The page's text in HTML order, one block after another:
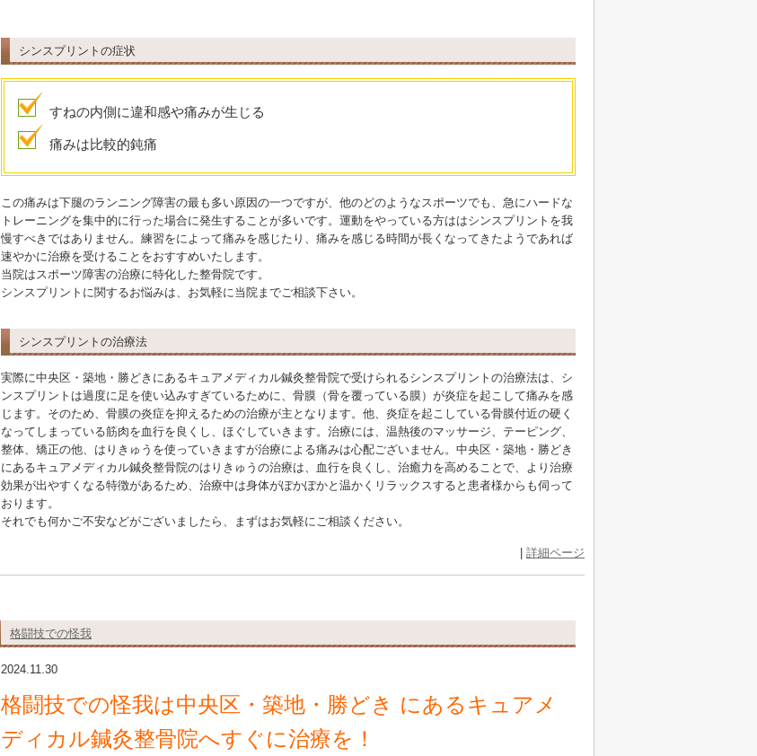
シンスプリントの症状
すねの内側に違和感や痛みが生じる
痛みは比較的鈍痛
この痛みは下腿のランニング障害の最も多い原因の一つですが、他のどのようなスポーツでも、急にハードな
トレーニングを集中的に行った場合に発生することが多いです。運動をやっている方ははシンスプリントを我
慢すべきではありません。練習をによって痛みを感じたり、痛みを感じる時間が長くなってきたようであれば
速やかに治療を受けることをおすすめいたします。
当院はスポーツ障害の治療に特化した整骨院です。
シンスプリントに関するお悩みは、お気軽に当院までご相談下さい。
シンスプリントの治療法
実際に中央区・築地・勝どきにあるキュアメディカル鍼灸整骨院で受けられるシンスプリントの治療法は、シ
ンスプリントは過度に足を使い込みすぎているために、骨膜（骨を覆っている膜）が炎症を起こして痛みを感
じます。そのため、骨膜の炎症を抑えるための治療が主となります。他、炎症を起こしている骨膜付近の硬く
なってしまっている筋肉を血行を良くし、ほぐしていきます。治療には、温熱後のマッサージ、テーピング、
整体、矯正の他、はりきゅうを使っていきますが治療による痛みは心配ございません。中央区・築地・勝どき
にあるキュアメディカル鍼灸整骨院のはりきゅうの治療は、血行を良くし、治癒力を高めることで、より治療
効果が出やすくなる特徴があるため、治療中は身体がぽかぽかと温かくリラックスすると患者様からも伺って
おります。
それでも何かご不安などがございましたら、まずはお気軽にご相談ください。
詳細ページ
格闘技での怪我
2024.11.30
格闘技での怪我は中央区・築地・勝どき にあるキュアメ
ディカル鍼灸整骨院へすぐに治療を！